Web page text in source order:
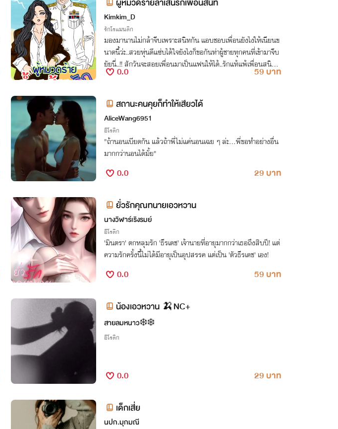
Kimkim_D
รักโรแมนติก
มองมานานไม่กล้าจีบเพราะสนิทกัน แอบชอบเพื่อนยังไงให้เนียนข
นาดนี้ว่ะ..สวยหุ่นดีแซ่บได้ใจยังไงก็ขอกันท่าผู้ชายทุกคนที่เข้ามาจีบ
ยัยนี่..!! สักวันจะสอยเพื่อนมาเป็นแฟนให้ได้..รักแท้แพ้เพื่อนสนิทเว้
ย.. 0.0 59 บาท
สถานะคนคุยก็ทำให้เสียวได้
AliceWang6951
อีโรติก
"ถ้านอนเบียดกัน แล้วถ้าพี่ไม่แค่นอนเฉย ๆ ล่ะ...พี่ขอทำอย่างอื่น
มากกว่านอนได้มั้ย"
0.0 29 บาท
ยั่วรักคุณทนายเอวหวาน
นางวิฬาร์เริงรมย์
อีโรติก
'มินตรา' ตกหลุมรัก 'ธีรเดช' เจ้านายที่อายุมากกว่าเธอถึงสิบปี! แต่
ความรักครั้งนี้ไม่ได้มีอายุเป็นอุปสรรค แต่เป็น 'ตัวธีรเดช' เอง!
0.0 59 บาท
น้องเอวหวาน 🍌NC+
สายลมหนาว❄️❄️
อีโรติก
0.0 29 บาท
เด็กเสี่ย
นปก.มุกมณี